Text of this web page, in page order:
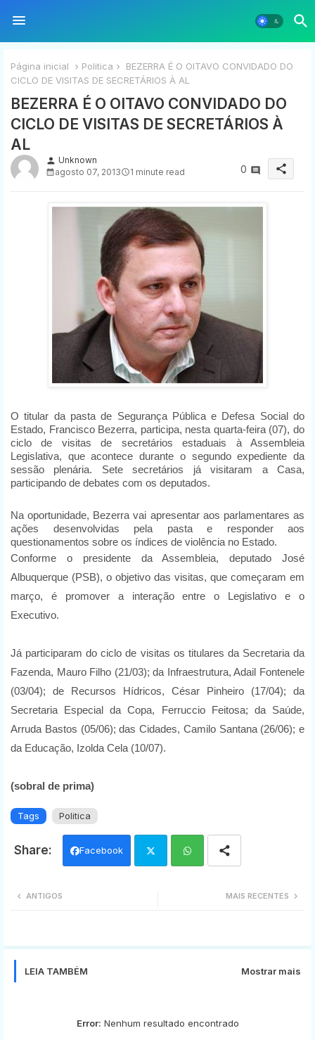
Página inicial Politica
BEZERRA É O OITAVO CONVIDADO DO
CICLO DE VISITAS DE SECRETÁRIOS À AL
BEZERRA É O OITAVO CONVIDADO DO
CICLO DE VISITAS DE SECRETÁRIOS À
AL
person Unknown
agosto 07, 2013
1 minute read 0 share
O titular da pasta de Segurança Pública e Defesa Social do
Estado, Francisco Bezerra, participa, nesta quarta-feira (07), do
ciclo de visitas de secretários estaduais à Assembleia
Legislativa, que acontece durante o segundo expediente da
sessão plenária. Sete secretários já visitaram a Casa,
participando de debates com os deputados.
Na oportunidade, Bezerra vai apresentar aos parlamentares as
ações desenvolvidas pela pasta e responder aos
questionamentos sobre os índices de violência no Estado.
Conforme o presidente da Assembleia, deputado José
Albuquerque (PSB), o objetivo das visitas, que começaram em
março, é promover a interação entre o Legislativo e o
Executivo.
Já participaram do ciclo de visitas os titulares da Secretaria da
Fazenda, Mauro Filho (21/03); da Infraestrutura, Adail Fontenele
(03/04); de Recursos Hídricos, César Pinheiro (17/04); da
Secretaria Especial da Copa, Ferruccio Feitosa; da Saúde,
Arruda Bastos (05/06); das Cidades, Camilo Santana (26/06); e
da Educação, Izolda Cela (10/07).
(sobral de prima)
Tags Politica
Facebook
MAIS RECENTES
ANTIGOS
LEIA TAMBÉM Mostrar mais
Error: Nenhum resultado encontrado